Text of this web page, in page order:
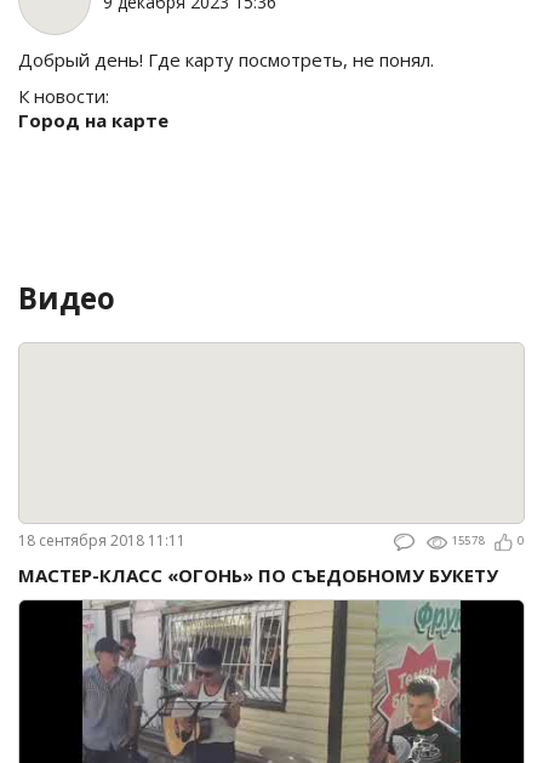
Добрый день! Где карту посмотреть, не понял.
К новости:
Город на карте
Видео
18 сентября 2018 11:11 15578 0
МАСТЕР-КЛАСС «ОГОНЬ» ПО СЪЕДОБНОМУ БУКЕТУ